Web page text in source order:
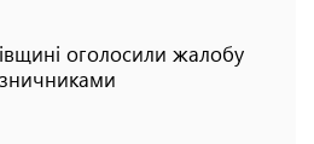
оголосили жалобу